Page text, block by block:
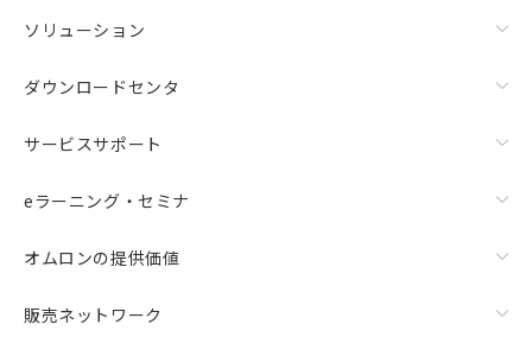
ソリューション
ダウンロードセンタ
サービスサポート
eラーニング・セミナ
オムロンの提供価値
販売ネットワーク